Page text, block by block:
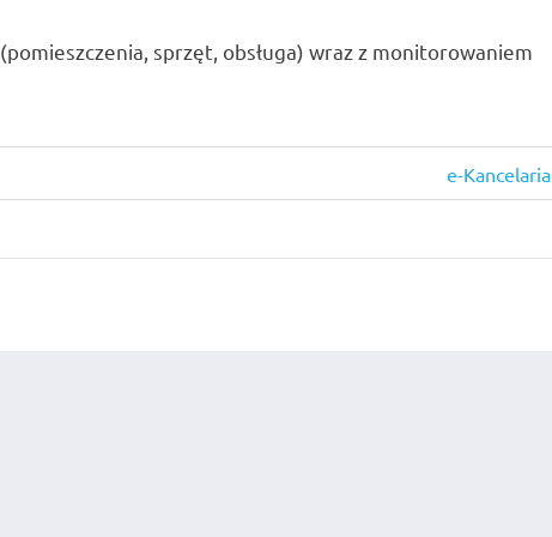
(pomieszczenia, sprzęt, obsługa) wraz z monitorowaniem
Next
Post:
e-Kancelaria